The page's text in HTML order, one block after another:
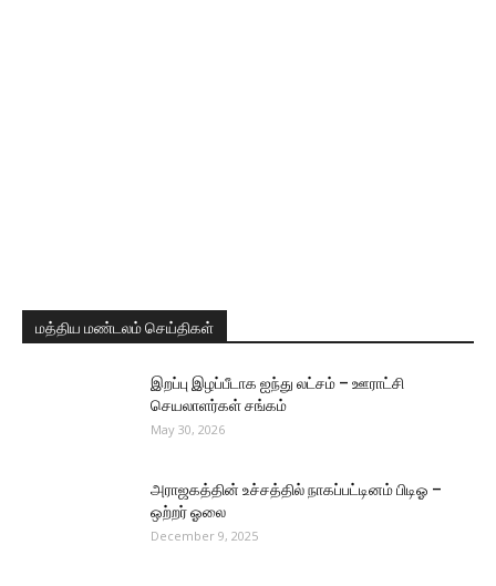
மத்திய மண்டலம் செய்திகள்
இறப்பு இழப்பீடாக ஐந்து லட்சம் – ஊராட்சி
செயலாளர்கள் சங்கம்
May 30, 2026
அராஜகத்தின் உச்சத்தில் நாகப்பட்டினம் பிடிஓ –
ஒற்றர் ஓலை
December 9, 2025